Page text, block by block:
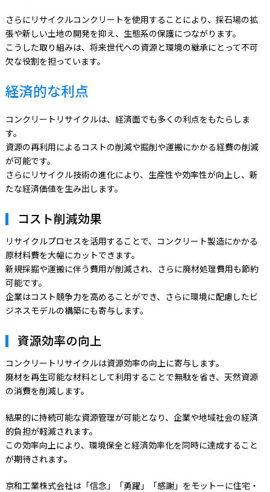
さらにリサイクルコンクリートを使用することにより、採石場の拡
張や新しい土地の開発を抑え、生態系の保護につながります。
こうした取り組みは、将来世代への資源と環境の継承にとって不可
欠な役割を担っています。
経済的な利点
コンクリートリサイクルは、経済面でも多くの利点をもたらしま
す。
資源の再利用によるコストの削減や掘削や運搬にかかる経費の削減
が可能です。
さらにリサイクル技術の進化により、生産性や効率性が向上し、新
たな経済価値を生み出します。
コスト削減効果
リサイクルプロセスを活用することで、コンクリート製造にかかる
原材料費を大幅にカットできます。
新規採掘や運搬に伴う費用が削減され、さらに廃材処理費用も節約
可能です。
企業はコスト競争力を高めることができ、さらに環境に配慮したビ
ジネスモデルの構築にも寄与します。
資源効率の向上
コンクリートリサイクルは資源効率の向上に寄与します。
廃材を再生可能な材料として利用することで無駄を省き、天然資源
の消費を削減します。
結果的に持続可能な資源管理が可能となり、企業や地域社会の経済
的負担が軽減されます。
この効率向上により、環境保全と経済効率化を同時に達成すること
が期待されます。
京和工業株式会社は「信念」「勇躍」「感謝」をモットーに住宅・